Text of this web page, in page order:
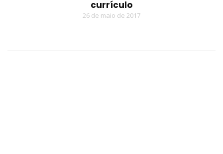
currículo
26 de maio de 2017